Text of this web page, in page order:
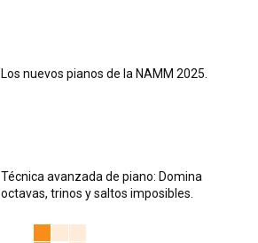
Los nuevos pianos de la NAMM 2025.
Técnica avanzada de piano: Domina
octavas, trinos y saltos imposibles.